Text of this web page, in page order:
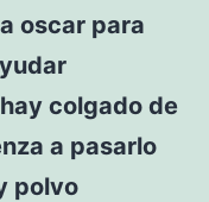
oscar para
colgado de
a pasarlo
polvo